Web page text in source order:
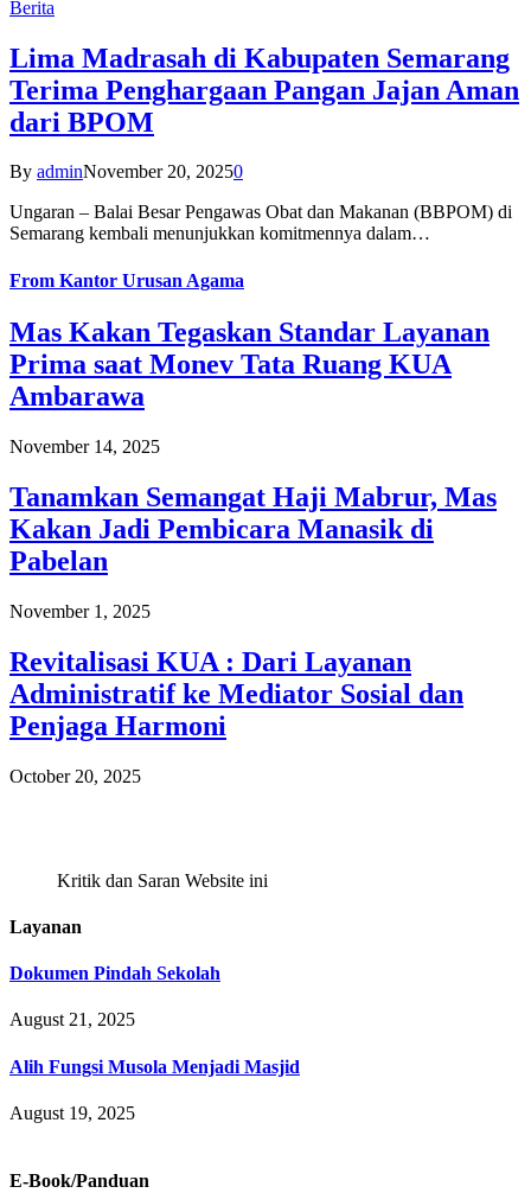
Berita
Lima Madrasah di Kabupaten Semarang
Terima Penghargaan Pangan Jajan Aman
dari BPOM
By adminNovember 20, 20250
Ungaran – Balai Besar Pengawas Obat dan Makanan (BBPOM) di
Semarang kembali menunjukkan komitmennya dalam…
From Kantor Urusan Agama
Mas Kakan Tegaskan Standar Layanan
Prima saat Monev Tata Ruang KUA
Ambarawa
November 14, 2025
Tanamkan Semangat Haji Mabrur, Mas
Kakan Jadi Pembicara Manasik di
Pabelan
November 1, 2025
Revitalisasi KUA : Dari Layanan
Administratif ke Mediator Sosial dan
Penjaga Harmoni
October 20, 2025
Kritik dan Saran Website ini
Layanan
Dokumen Pindah Sekolah
August 21, 2025
Alih Fungsi Musola Menjadi Masjid
August 19, 2025
E-Book/Panduan